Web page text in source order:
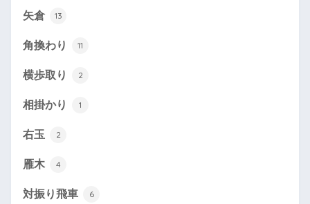
矢倉 13
角換わり 11
横歩取り 2
相掛かり 1
右玉 2
雁木 4
対振り飛車 6